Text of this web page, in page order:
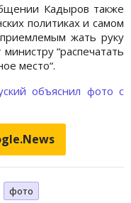
Кадыров также
политиках и самом
жать руку
“распечатать
место“.
объяснил фото с
фото